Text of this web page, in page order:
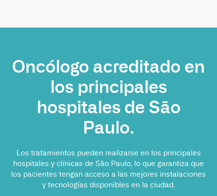
Oncólogo acreditado en
los principales
hospitales de São
Paulo.
Los tratamientos pueden realizarse en los principales
hospitales y clínicas de São Paulo, lo que garantiza que
los pacientes tengan acceso a las mejores instalaciones
y tecnologías disponibles en la ciudad.